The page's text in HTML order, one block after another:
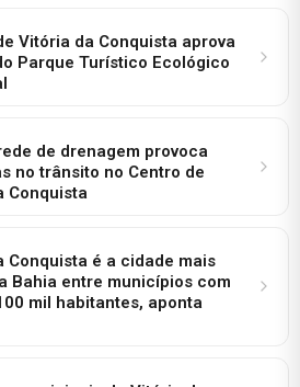
Vitória da Conquista aprova
Parque Turístico Ecológico
de drenagem provoca
no trânsito no Centro de
Conquista
Conquista é a cidade mais
Bahia entre municípios com
mil habitantes, aponta